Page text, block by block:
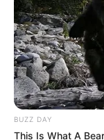
BUZZ DAY
This Is What A